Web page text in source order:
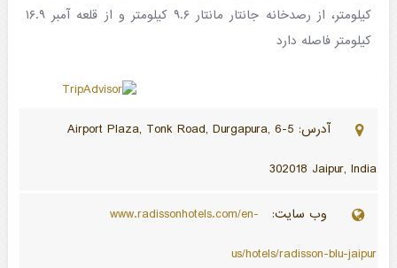
کیلومتر، از رصدخانه جانتار مانتار ۹.۶ کیلومتر و از قلعه آمبر ۱۶.۹
کیلومتر فاصله دارد
آدرس: 5-6 Airport Plaza, Tonk Road, Durgapura,
302018 Jaipur, India
وب سایت: www.radissonhotels.com/en-
us/hotels/radisson-blu-jaipur